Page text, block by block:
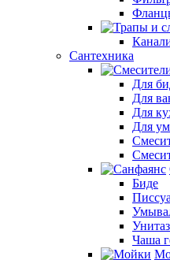
Сантехника
Для
Для
Для
Для
Биде
Чаша